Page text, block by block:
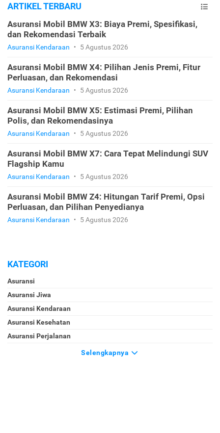
ARTIKEL TERBARU
Asuransi Mobil BMW X3: Biaya Premi, Spesifikasi,
dan Rekomendasi Terbaik
Asuransi Kendaraan • 5 Agustus 2026
Asuransi Mobil BMW X4: Pilihan Jenis Premi, Fitur
Perluasan, dan Rekomendasi
Asuransi Kendaraan • 5 Agustus 2026
Asuransi Mobil BMW X5: Estimasi Premi, Pilihan
Polis, dan Rekomendasinya
Asuransi Kendaraan • 5 Agustus 2026
Asuransi Mobil BMW X7: Cara Tepat Melindungi SUV
Flagship Kamu
Asuransi Kendaraan • 5 Agustus 2026
Asuransi Mobil BMW Z4: Hitungan Tarif Premi, Opsi
Perluasan, dan Pilihan Penyedianya
Asuransi Kendaraan • 5 Agustus 2026
KATEGORI
Asuransi
Asuransi Jiwa
Asuransi Kendaraan
Asuransi Kesehatan
Asuransi Perjalanan
Selengkapnya